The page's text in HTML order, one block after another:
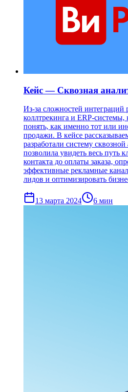
Кейс — Сквозная
Из-за сложностей интеграций
коллтрекинга и ERP-системы,
понять, как именно тот или
продажи. В кейсе
разработали систему
позволила увидеть весь путь
контакта до оплаты заказа,
эффективные рекламные
лидов и оптимизировать
13 марта 2024 6 мин